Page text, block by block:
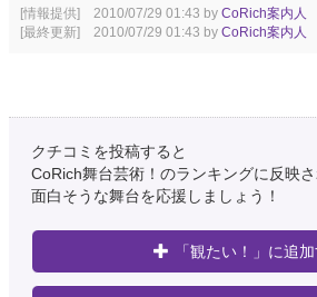
[情報提供] 2010/07/29 01:43 by CoRich案内人
[最終更新] 2010/07/29 01:43 by CoRich案内人
クチコミを投稿すると
CoRich舞台芸術！のランキングに反映さ
面白そうな舞台を応援しましょう！
「観たい！」に追